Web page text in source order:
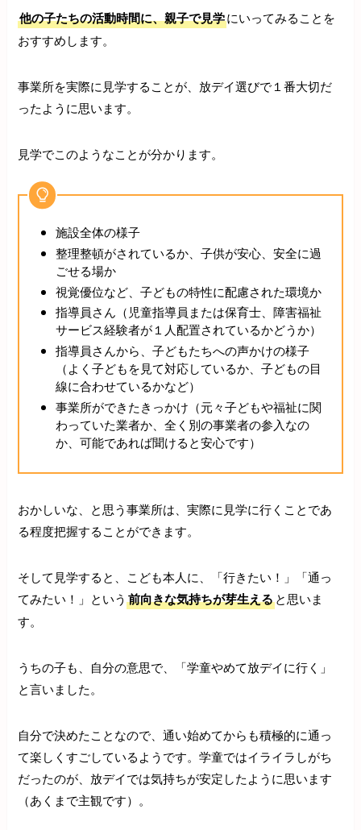
他の子たちの活動時間に、親子で見学にいってみることを
おすすめします。
事業所を実際に見学することが、放デイ選びで１番大切だ
ったように思います。
見学でこのようなことが分かります。
施設全体の様子
整理整頓がされているか、子供が安心、安全に過
ごせる場か
視覚優位など、子どもの特性に配慮された環境か
指導員さん（児童指導員または保育士、障害福祉
サービス経験者が１人配置されているかどうか）
指導員さんから、子どもたちへの声かけの様子
（よく子どもを見て対応しているか、子どもの目
線に合わせているかなど）
事業所ができたきっかけ（元々子どもや福祉に関
わっていた業者か、全く別の事業者の参入なの
か、可能であれば聞けると安心です）
おかしいな、と思う事業所は、実際に見学に行くことであ
る程度把握することができます。
そして見学すると、こども本人に、「行きたい！」「通っ
てみたい！」という前向きな気持ちが芽生えると思いま
す。
うちの子も、自分の意思で、「学童やめて放デイに行く」
と言いました。
自分で決めたことなので、通い始めてからも積極的に通っ
て楽しくすごしているようです。学童ではイライラしがち
だったのが、放デイでは気持ちが安定したように思います
（あくまで主観です）。